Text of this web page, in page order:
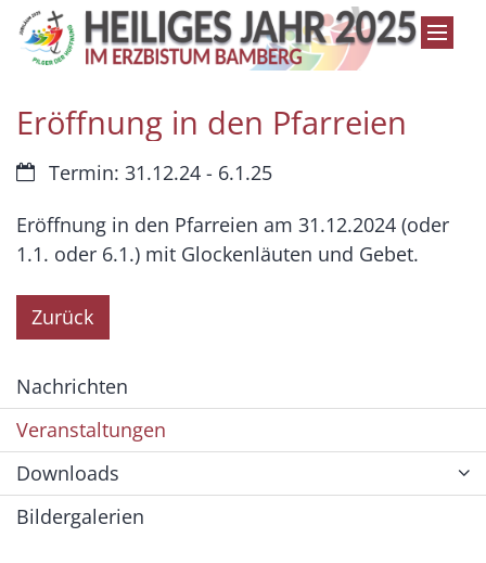
Zum Inhalt springen
Eröffnung in den Pfarreien
Datum:Termin: 31.12.24 - 6.1.25
Eröffnung in den Pfarreien am 31.12.2024 (oder
1.1. oder 6.1.) mit Glockenläuten und Gebet.
Zurück
Nachrichten
Veranstaltungen
Downloads
Bildergalerien